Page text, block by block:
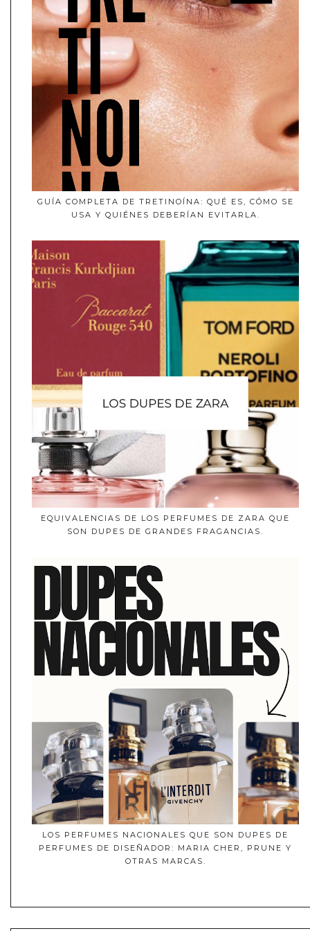
GUÍA COMPLETA DE TRETINOÍNA: QUÉ ES, CÓMO SE
USA Y QUIÉNES DEBERÍAN EVITARLA.
EQUIVALENCIAS DE LOS PERFUMES DE ZARA QUE
SON DUPES DE GRANDES FRAGANCIAS.
LOS PERFUMES NACIONALES QUE SON DUPES DE
PERFUMES DE DISEÑADOR: MARIA CHER, PRUNE Y
OTRAS MARCAS.